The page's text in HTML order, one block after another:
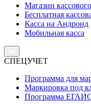
Магазин
Бесплатная
Касса на Андроид
Мобильная касса
СПЕЦУЧЕТ
Программа для
Маркировка под
Программа